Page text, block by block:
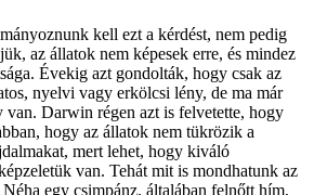
kell ezt a kérdést, nem pedig
az állatok nem képesek erre, és mindez
Évekig azt gondolták, hogy csak az
nyelvi vagy erkölcsi lény, de ma már
Darwin régen azt is felvetette, hogy
hogy az állatok nem tükrözik a
mert lehet, hogy kiváló
van. Tehát mit is mondhatunk az
egy csimpánz, általában felnőtt hím,